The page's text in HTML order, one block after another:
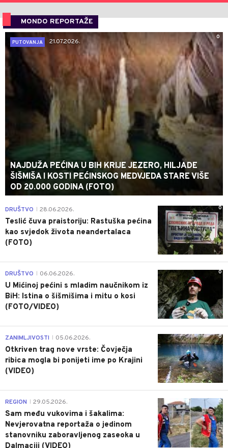
MONDO REPORTAŽE
0
PUTOVANJA
21.07.2026.
NAJDUŽA PEĆINA U BIH KRIJE JEZERO, HILJADE
ŠIŠMIŠA I KOSTI PEĆINSKOG MEDVJEDA STARE VIŠE
OD 20.000 GODINA (FOTO)
0
DRUŠTVO 28.06.2026.
Teslić čuva praistoriju: Rastuška pećina
kao svjedok života neandertalaca
(FOTO)
0
DRUŠTVO 06.06.2026.
U Mićinoj pećini s mladim naučnikom iz
BiH: Istina o šišmišima i mitu o kosi
(FOTO/VIDEO)
0
ZANIMLJIVOSTI 05.06.2026.
Otkriven trag nove vrste: Čovječja
ribica mogla bi ponijeti ime po Krajini
(VIDEO)
0
REGION 29.05.2026.
Sam među vukovima i šakalima:
Nevjerovatna reportaža o jedinom
stanovniku zaboravljenog zaseoka u